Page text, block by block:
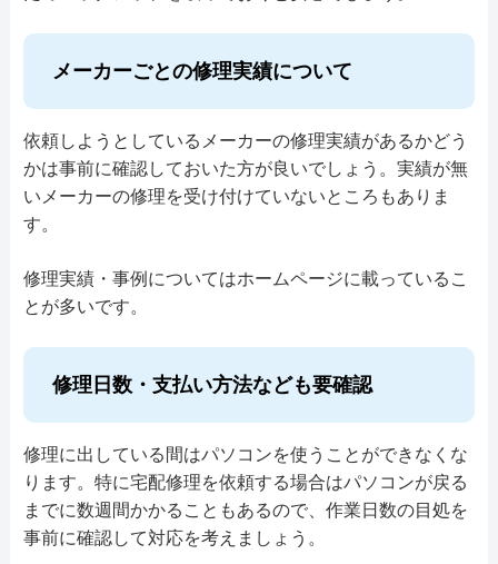
って証明されていますので、安心してお任せでき
料金・メニューを見る
公式サイトを見る
0120-835-124
詳細は公式HPでご確認ください。
引用元：
ファストPCリペア
理を行う事が可能です。 あらゆるメーカーのパ
ます。 修理の際はデータを保護しながら作業し
てくれるので、パソコンが故障してしまう前の状
態になってお客様の元へ返送してもらえます。
公式サイトを見る
0474-940-940
詳細は公式HPでご確認ください。
修理延命、高速化、データ復旧に対応します。
依頼方法は宅配便で送る宅配修理サービスのみで
付属品も忘れないようにしましょう。 支払い方
法は商品と引き換えに代金をお支払いいただく
か、銀行振込、カード決済でお支払いいただきま
す。 修理の保証期間は1ヶ月から、中古パソコン
は3ヶ月から最長1年3ヶ月まで延長可能ですので
修理後も安心です。
料金・メニューを見る
公式サイトを見る
電話相談・お問い合わせ
0120-501-653
メーカーごとの修理実績について
依頼しようとしているメーカーの修理実績があるかどう
かは事前に確認しておいた方が良いでしょう。実績が無
いメーカーの修理を受け付けていないところもありま
す。
修理実績・事例についてはホームページに載っているこ
とが多いです。
修理日数・支払い方法なども要確認
修理に出している間はパソコンを使うことができなくな
ります。特に宅配修理を依頼する場合はパソコンが戻る
までに数週間かかることもあるので、作業日数の目処を
事前に確認して対応を考えましょう。